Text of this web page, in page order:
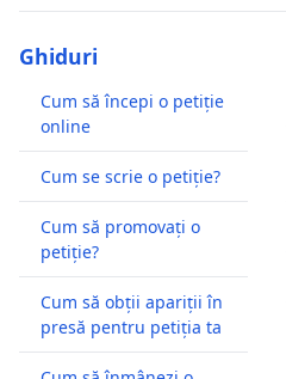
Ghiduri
Cum să începi o petiție
online
Cum se scrie o petiție?
Cum să promovați o
petiție?
Cum să obții apariții în
presă pentru petiția ta